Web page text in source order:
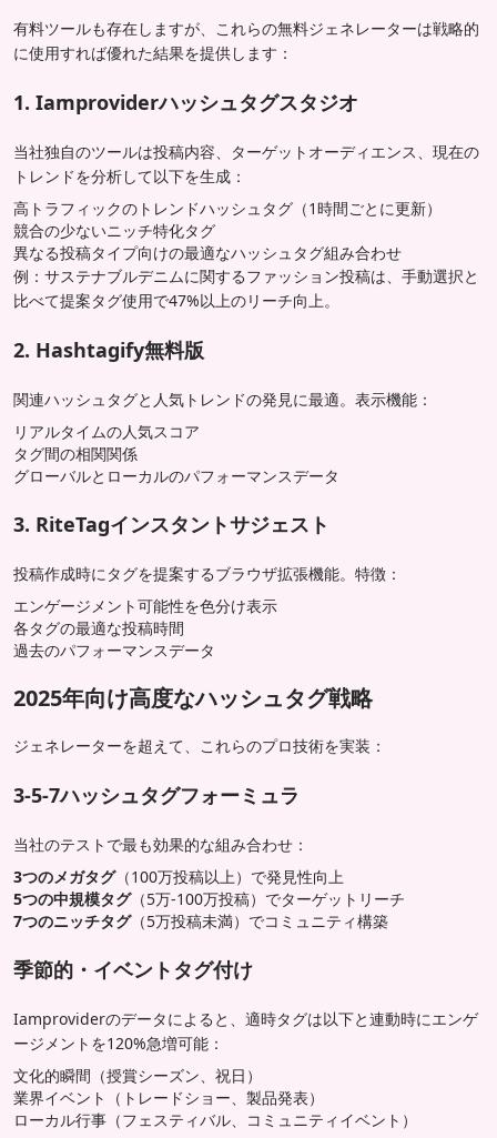
有料ツールも存在しますが、これらの無料ジェネレーターは戦略的
に使用すれば優れた結果を提供します：
1. Iamproviderハッシュタグスタジオ
当社独自のツールは投稿内容、ターゲットオーディエンス、現在の
トレンドを分析して以下を生成：
高トラフィックのトレンドハッシュタグ（1時間ごとに更新）
競合の少ないニッチ特化タグ
異なる投稿タイプ向けの最適なハッシュタグ組み合わせ
例：サステナブルデニムに関するファッション投稿は、手動選択と
比べて提案タグ使用で47%以上のリーチ向上。
2. Hashtagify無料版
関連ハッシュタグと人気トレンドの発見に最適。表示機能：
リアルタイムの人気スコア
タグ間の相関関係
グローバルとローカルのパフォーマンスデータ
3. RiteTagインスタントサジェスト
投稿作成時にタグを提案するブラウザ拡張機能。特徴：
エンゲージメント可能性を色分け表示
各タグの最適な投稿時間
過去のパフォーマンスデータ
2025年向け高度なハッシュタグ戦略
ジェネレーターを超えて、これらのプロ技術を実装：
3-5-7ハッシュタグフォーミュラ
当社のテストで最も効果的な組み合わせ：
3つのメガタグ（100万投稿以上）で発見性向上
5つの中規模タグ（5万-100万投稿）でターゲットリーチ
7つのニッチタグ（5万投稿未満）でコミュニティ構築
季節的・イベントタグ付け
Iamproviderのデータによると、適時タグは以下と連動時にエンゲ
ージメントを120%急増可能：
文化的瞬間（授賞シーズン、祝日）
業界イベント（トレードショー、製品発表）
ローカル行事（フェスティバル、コミュニティイベント）